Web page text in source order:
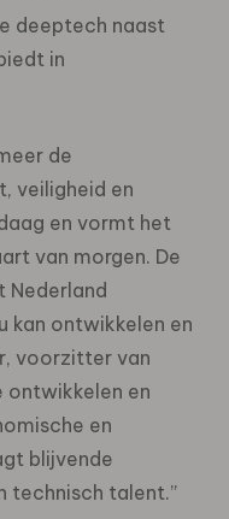
deeptech naast
in
de
veiligheid en
en vormt het
van morgen. De
Nederland
kan ontwikkelen en
voorzitter van
ontwikkelen en
en
blijvende
technisch talent.”